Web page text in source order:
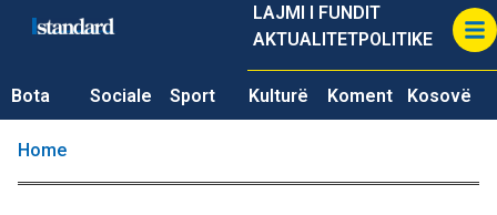
LAJMI I FUNDIT
AKTUALITETPOLITIKE
Bota Sociale Sport Kulturë Koment Kosovë
Home